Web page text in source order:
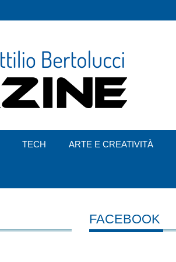
TECH ARTE E CREATIVITÀ
FACEBOOK